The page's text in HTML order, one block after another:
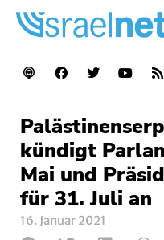
kündigt
Mai und
für 31. Juli an
16. Januar 2021